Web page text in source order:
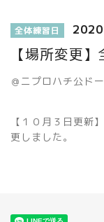
全体練習日
【場所変更
＠ニプロハチ公ド
【１０月３日更新
更しました。